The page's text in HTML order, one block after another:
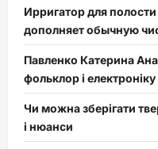
Ирригатор для
дополняет обычную
Павленко Катерина
фольклор і електроніку
Чи можна зберігати
і нюанси